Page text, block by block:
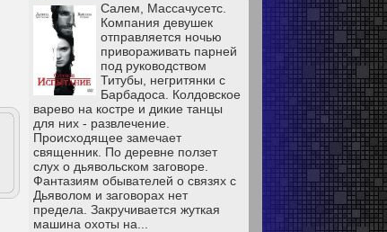
Салем, Массачусетс.
Компания девушек
отправляется ночью
привораживать парней
под руководством
Титубы, негритянки с
Барбадоса. Колдовское
варево на костре и дикие танцы
для них - развлечение.
Происходящее замечает
священник. По деревне ползет
слух о дьявольском заговоре.
Фантазиям обывателей о связях с
Дьяволом и заговорах нет
предела. Закручивается жуткая
машина охоты на...